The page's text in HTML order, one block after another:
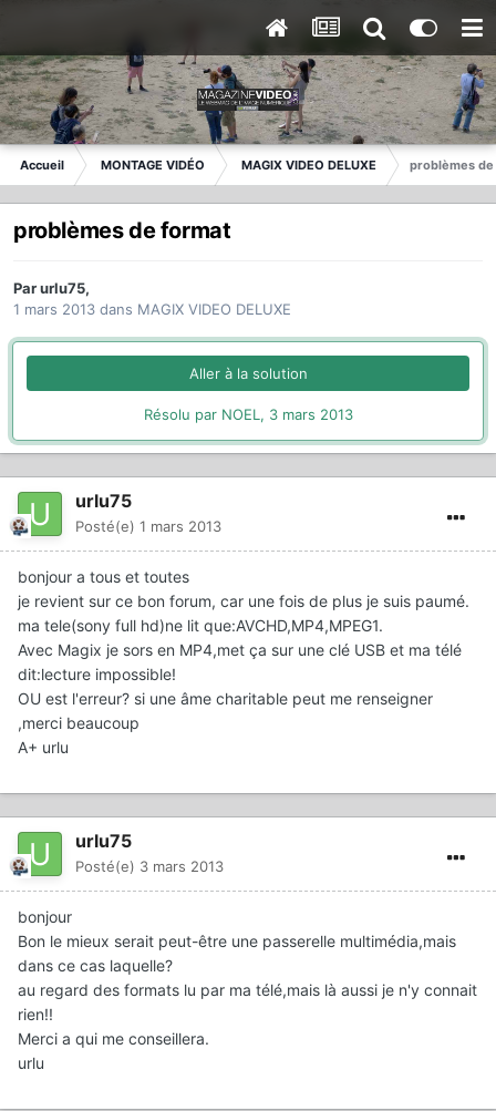
Accueil MONTAGE VIDÉO MAGIX VIDEO DELUXE problèmes
problèmes de format
Parurlu75,
1 mars 2013 dans MAGIX VIDEO DELUXE
Aller à la solution
Résolu par NOEL, 3 mars 2013
urlu75
Posté(e) 1 mars 2013
bonjour a tous et toutes
je revient sur ce bon forum, car une fois de plus je suis paumé.
ma tele(sony full hd)ne lit que:AVCHD,MP4,MPEG1.
Avec Magix je sors en MP4,met ça sur une clé USB et ma télé
dit:lecture impossible!
OU est l'erreur? si une âme charitable peut me renseigner
,merci beaucoup
A+ urlu
urlu75
Posté(e) 3 mars 2013
bonjour
Bon le mieux serait peut-être une passerelle multimédia,mais
dans ce cas laquelle?
au regard des formats lu par ma télé,mais là aussi je n'y connait
rien!!
Merci a qui me conseillera.
urlu